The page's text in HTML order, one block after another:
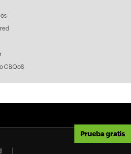
CBQoS
Prueba gratis